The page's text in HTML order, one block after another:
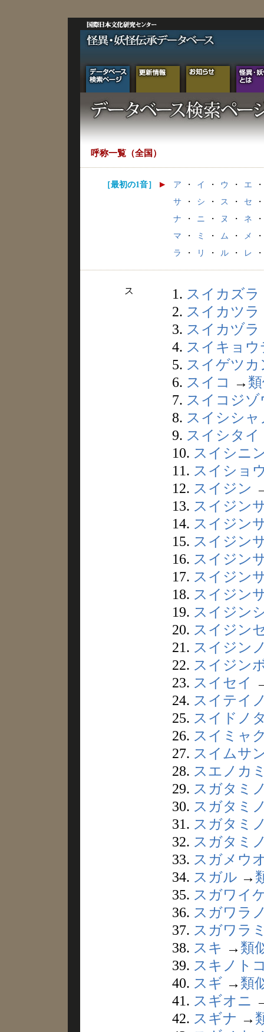
呼称一覧（全国）
［最初の1音］ ア ・ イ ・ ウ ・ エ
・
サ
・ シ ・ ス ・ セ
・
ナ
・ ニ ・ ヌ ・ ネ
・
マ
・ ミ ・ ム ・ メ
・
ラ
・ リ ・ ル ・ レ ・
ス 1. スイカズラ
2. スイカツラ
3. スイカヅラ
4. スイキョ
5. スイゲツ
6. スイコ →
7. スイコジゾ
8. スイシシ
9. スイシタイ
10. スイシニ
11. スイショ
12. スイジン
13. スイジン
14. スイジン
15. スイジン
16. スイジン
17. スイジン
18. スイジン
19. スイジン
20. スイジン
21. スイジン
22. スイジン
23. スイセイ
24. スイテイ
25. スイドノ
26. スイミャ
27. スイムサ
28. スエノカ
29. スガタミ
30. スガタミ
31. スガタミ
32. スガタミ
33. スガメウ
34. スガル →
35. スガワイ
36. スガワラ
37. スガワラ
38. スキ → 類
39. スキノト
40. スギ → 類
41. スギオニ
42. スギナ →